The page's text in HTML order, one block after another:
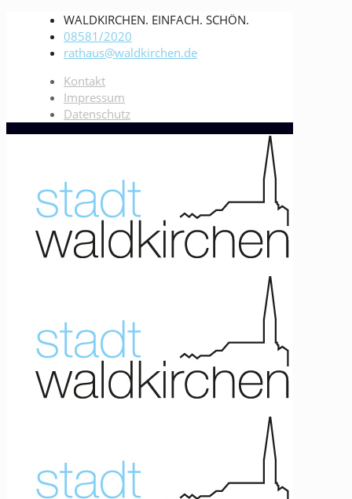
WALDKIRCHEN. EINFACH. SCHÖN.
08581/2020
rathaus@waldkirchen.de
Kontakt
Impressum
Datenschutz